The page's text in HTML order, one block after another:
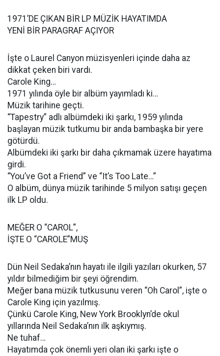
1971’DE ÇIKAN BİR LP MÜZİK HAYATIMDA
YENİ BİR PARAGRAF AÇIYOR
İşte o Laurel Canyon müzisyenleri içinde daha az
dikkat çeken biri vardı.
Carole King…
1971 yılında öyle bir albüm yayımladı ki…
Müzik tarihine geçti.
“Tapestry” adlı albümdeki iki şarkı, 1959 yılında
başlayan müzik tutkumu bir anda bambaşka bir yere
götürdü.
Albümdeki iki şarkı bir daha çıkmamak üzere hayatıma
girdi.
“You’ve Got a Friend” ve “It’s Too Late…”
O albüm, dünya müzik tarihinde 5 milyon satışı geçen
ilk LP oldu.
MEĞER O “CAROL”,
İŞTE O “CAROLE”MUŞ
Dün Neil Sedaka’nın hayatı ile ilgili yazıları okurken, 57
yıldır bilmediğim bir şeyi öğrendim.
Meğer bana müzik tutkusunu veren “Oh Carol”, işte o
Carole King için yazılmış.
Çünkü Carole King, New York Brooklyn’de okul
yıllarında Neil Sedaka’nın ilk aşkıymış.
Ne tuhaf…
Hayatımda çok önemli yeri olan iki şarkı işte o